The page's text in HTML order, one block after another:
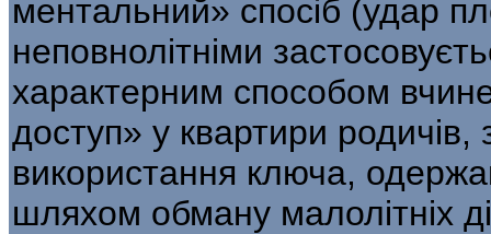
ментальний» спосіб (удар
неповнолітніми
характерним способом
доступ» у квартири родичів,
використання ключа,
шляхом обману малолітніх